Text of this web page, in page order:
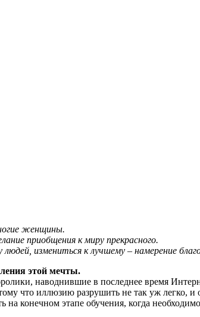
женщины.
приобщения к миру прекрасного.
измениться к лучшему – намерение
этой мечты.
наводнившие в последнее время
что иллюзию разрушить не так уж легко,
на конечном этапе обучения, когда